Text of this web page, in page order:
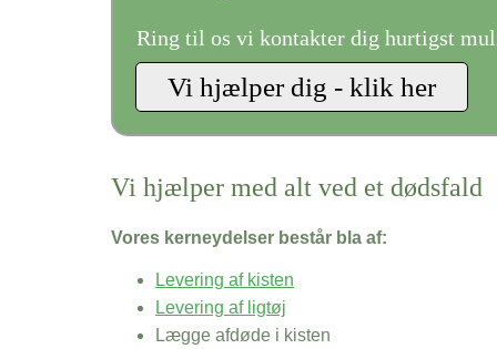
Ring til os vi kontakter dig hurtigst
Vi hjælper med alt ved et dødsfald
Vores kerneydelser består bla af:
Levering af kisten
Levering af ligtøj
Lægge afdøde i kisten